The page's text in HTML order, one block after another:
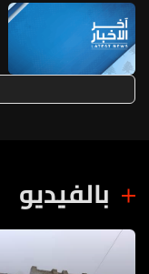
بالفيديو